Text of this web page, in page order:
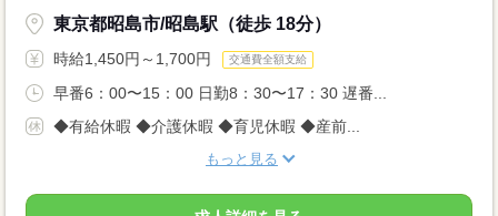
東京都昭島市/昭島駅（徒歩 18分）
時給1,450円～1,700円 交通費全額支給
早番6：00〜15：00 日勤8：30〜17：30 遅番...
◆有給休暇 ◆介護休暇 ◆育児休暇 ◆産前...
もっと見る